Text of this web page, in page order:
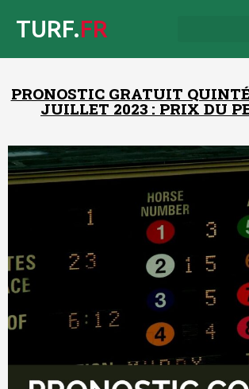
TURF.FR
PRONOSTIC GRATUIT
JUILLET 2023 : PRIX DU